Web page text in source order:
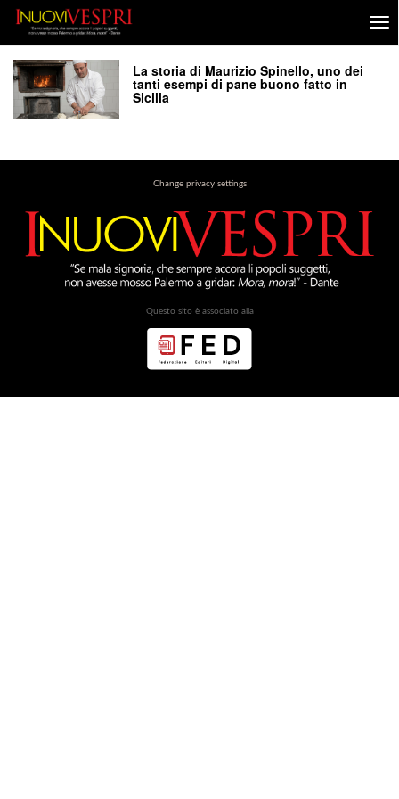
La storia di Maurizio Spinello, uno dei
tanti esempi di pane buono fatto in
Sicilia
Change privacy settings
Questo sito è associato alla